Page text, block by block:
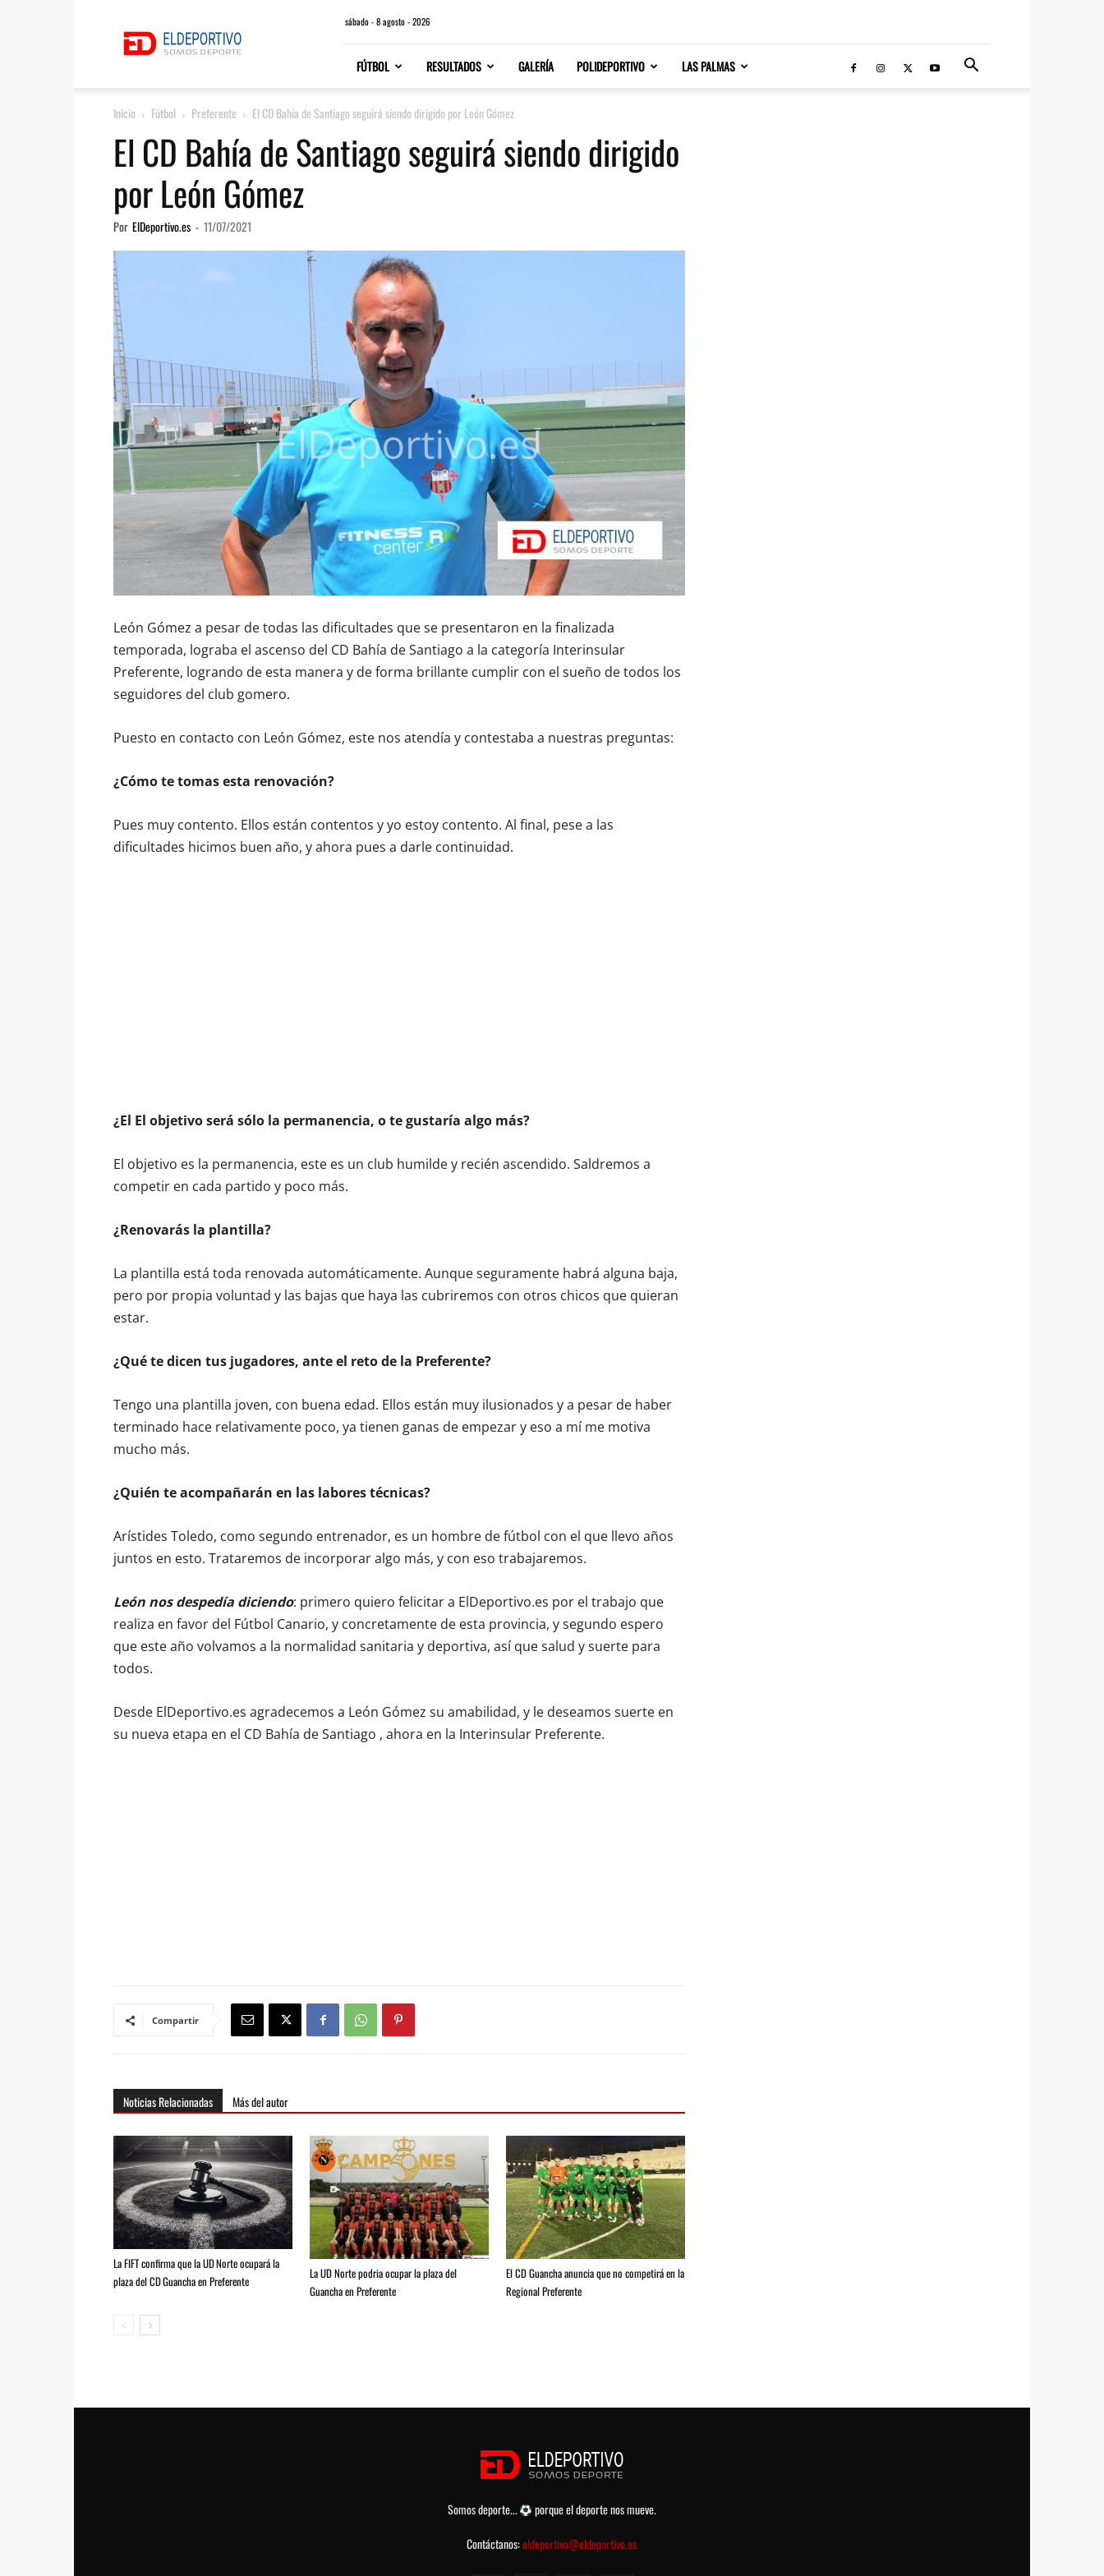
sábado - 8 agosto - 2026
FÚTBOL RESULTADOS GALERÍA POLIDEPORTIVO LAS PALMAS
Inicio Fútbol Preferente El CD Bahía de Santiago seguirá siendo dirigido por León Gómez
El CD Bahía de Santiago seguirá siendo dirigido
por León Gómez
Por ElDeportivo.es - 11/07/2021
León Gómez a pesar de todas las dificultades que se presentaron en la finalizada
temporada, lograba el ascenso del CD Bahía de Santiago a la categoría Interinsular
Preferente, logrando de esta manera y de forma brillante cumplir con el sueño de todos los
seguidores del club gomero.
Puesto en contacto con León Gómez, este nos atendía y contestaba a nuestras preguntas:
¿Cómo te tomas esta renovación?
Pues muy contento. Ellos están contentos y yo estoy contento. Al final, pese a las
dificultades hicimos buen año, y ahora pues a darle continuidad.
¿El El objetivo será sólo la permanencia, o te gustaría algo más?
El objetivo es la permanencia, este es un club humilde y recién ascendido. Saldremos a
competir en cada partido y poco más.
¿Renovarás la plantilla?
La plantilla está toda renovada automáticamente. Aunque seguramente habrá alguna baja,
pero por propia voluntad y las bajas que haya las cubriremos con otros chicos que quieran
estar.
¿Qué te dicen tus jugadores, ante el reto de la Preferente?
Tengo una plantilla joven, con buena edad. Ellos están muy ilusionados y a pesar de haber
terminado hace relativamente poco, ya tienen ganas de empezar y eso a mí me motiva
mucho más.
¿Quién te acompañarán en las labores técnicas?
Arístides Toledo, como segundo entrenador, es un hombre de fútbol con el que llevo años
juntos en esto. Trataremos de incorporar algo más, y con eso trabajaremos.
León nos despedía diciendo: primero quiero felicitar a ElDeportivo.es por el trabajo que
realiza en favor del Fútbol Canario, y concretamente de esta provincia, y segundo espero
que este año volvamos a la normalidad sanitaria y deportiva, así que salud y suerte para
todos.
Desde ElDeportivo.es agradecemos a León Gómez su amabilidad, y le deseamos suerte en
su nueva etapa en el CD Bahía de Santiago , ahora en la Interinsular Preferente.
Compartir
Noticias Relacionadas Más del autor
La FIFT confirma que la UD Norte ocupará la
plaza del CD Guancha en Preferente
La UD Norte podria ocupar la plaza del
Guancha en Preferente
El CD Guancha anuncia que no competirá en la
Regional Preferente
Somos deporte...
porque el deporte nos mueve.
Contáctanos:eldeportivo@eldeportivo.es